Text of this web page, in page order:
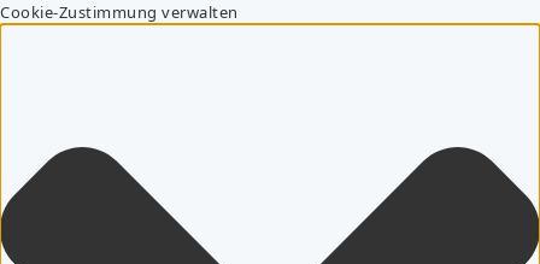
Cookie-Zustimmung verwalten